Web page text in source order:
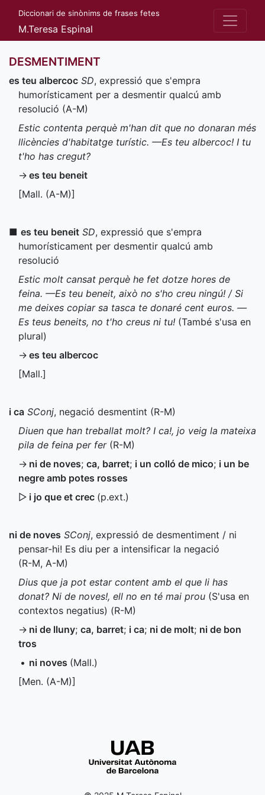
Diccionari de sinònims de frases fetes
M.Teresa Espinal
DESMENTIMENT
es teu albercoc SD, expressió que s'empra
humorísticament per a desmentir qualcú amb
resolució (A-M)
Estic contenta perquè m'han dit que no donaran més
llicències d'habitatge turístic. —Es teu albercoc! I tu
t'ho has cregut?
→ es teu beneit
[Mall. (A-M)]
■ es teu beneit SD, expressió que s'empra
humorísticament per desmentir qualcú amb
resolució
Estic molt cansat perquè he fet dotze hores de
feina. —Es teu beneit, això no s'ho creu ningú! / Si
me deixes copiar sa tasca te donaré cent euros. —
Es teus beneits, no t'ho creus ni tu! (També s'usa en
plural)
→ es teu albercoc
[Mall.]
i ca SConj, negació desmentint (R-M)
Diuen que han treballat molt? I ca!, jo veig la mateixa
pila de feina per fer(R-M)
→ ni de noves; ca, barret; i un colló de mico; i un be
negre amb potes rosses
▷ i jo que et crec (p.ext.)
ni de noves SConj, expressió de desmentiment / ni
pensar-hi! Es diu per a intensificar la negació
(R-M, A-M)
Dius que ja pot estar content amb el que li has
donat? Ni de noves!, ell no en té mai prou (S'usa en
contextos negatius) (R-M)
→ ni de lluny; ca, barret; i ca; ni de molt; ni de bon
tros
• ni noves (Mall.)
[Men. (A-M)]